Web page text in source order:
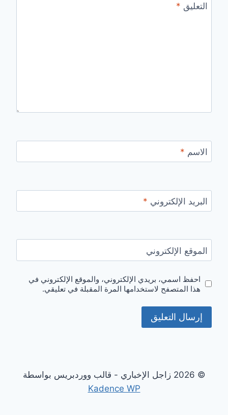
التعليق *
الاسم *
البريد الإلكتروني *
الموقع الإلكتروني
احفظ اسمي، بريدي الإلكتروني، والموقع الإلكتروني في
هذا المتصفح لاستخدامها المرة المقبلة في تعليقي.
© 2026 زاجل الإخباري - قالب ووردبريس بواسطة
Kadence WP